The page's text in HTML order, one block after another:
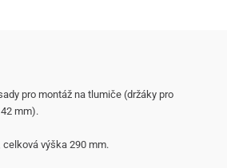
pro montáž na tlumiče (držáky pro
mm).
celková výška 290 mm.